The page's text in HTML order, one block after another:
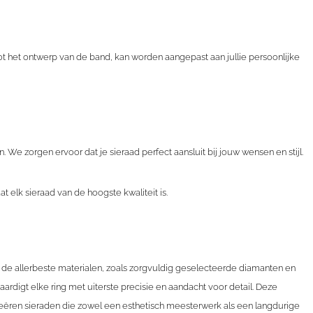
ontwerp van de band, kan worden aangepast aan jullie persoonlijke
zorgen ervoor dat je sieraad perfect aansluit bij jouw wensen en stijl.
elk sieraad van de hoogste kwaliteit is.
allerbeste materialen, zoals zorgvuldig geselecteerde diamanten en
elke ring met uiterste precisie en aandacht voor detail. Deze
sieraden die zowel een esthetisch meesterwerk als een langdurige